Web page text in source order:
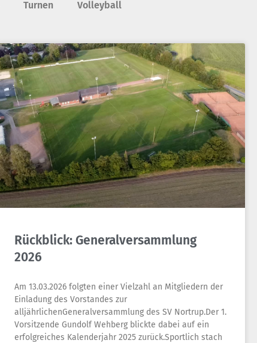
Turnen Volleyball
Rückblick: Generalversammlung
2026
Am 13.03.2026 folgten einer Vielzahl an Mitgliedern der
Einladung des Vorstandes zur
alljährlichenGeneralversammlung des SV Nortrup.Der 1.
Vorsitzende Gundolf Wehberg blickte dabei auf ein
erfolgreiches Kalenderjahr 2025 zurück.Sportlich stach